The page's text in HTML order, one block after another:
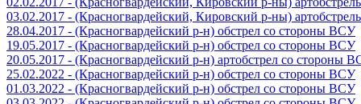
03.02.2017 - (Красногвардейский, Кировский р-ны)
28.04.2017 - (Красногвардейский р-н) обстрел со стороны ВСУ
19.05.2017 - (Красногвардейский р-н) обстрел со стороны ВСУ
20.05.2017 - (Красногвардейский р-н) артобстрел со стороны
25.02.2022 - (Красногвардейский р-н) обстрел со стороны ВСУ
01.03.2022 - (Красногвардейский р-н) обстрел со стороны ВСУ